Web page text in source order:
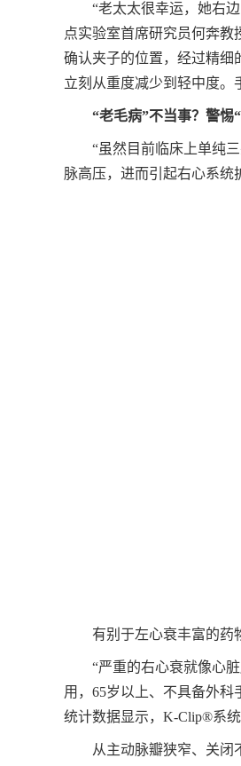
“老太太很幸运，她右
点实验室首席研究员何奔
确认夹子的位置，经过精细
立刻从重度减少到轻中度。
“老毛病”不当事？警惕
“虽然目前临床上单纯
脉高压，进而引起右心系统
有别于左心衰丰富的药
“严重的右心衰就像心
用，65岁以上、不具备外科
统计数据显示，K-Clip®系
从主动脉瓣狭窄、关闭